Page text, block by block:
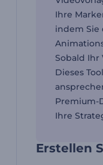
Ihre
indem Sie
Sobald Ihr
Dieses
Premium-
Ihre
Erstellen